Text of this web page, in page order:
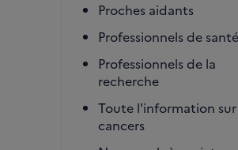
Proches aidants
Professionnels de santé
Professionnels de la
recherche
Toute l'information sur
cancers